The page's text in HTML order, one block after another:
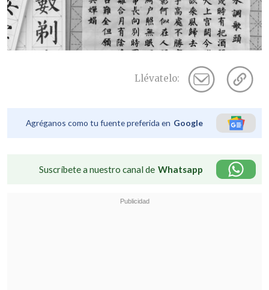
Llévatelo:
Agréganos como tu fuente preferida en Google
Suscríbete a nuestro canal de Whatsapp